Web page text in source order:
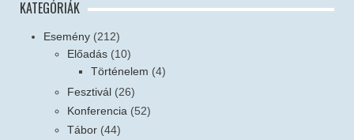
KATEGÓRIÁK
Esemény (212)
Előadás (10)
Történelem (4)
Fesztivál (26)
Konferencia (52)
Tábor (44)